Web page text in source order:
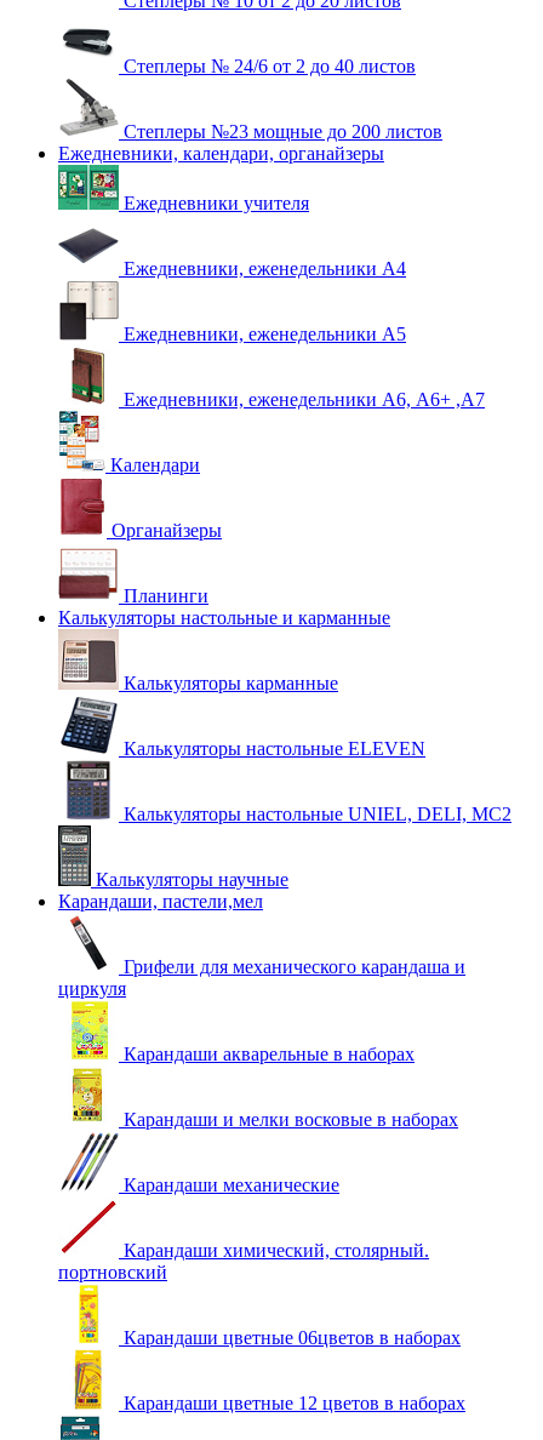
Степлеры № 24/6 от 2 до 40 листов
Степлеры №23 мощные до 200 листов
Ежедневники, календари, органайзеры
Ежедневники учителя
Ежедневники, еженедельники А4
Ежедневники, еженедельники А5
Ежедневники, еженедельники А6, А6+ ,А7
Календари
Органайзеры
Планинги
Калькуляторы настольные и карманные
Калькуляторы карманные
Калькуляторы настольные ELEVEN
Калькуляторы настольные UNIEL, DELI, MC2
Калькуляторы научные
Карандаши, пастели,мел
Грифели для механического карандаша и
циркуля
Карандаши акварельные в наборах
Карандаши и мелки восковые в наборах
Карандаши механические
Карандаши химический, столярный.
портновский
Карандаши цветные 06цветов в наборах
Карандаши цветные 12 цветов в наборах